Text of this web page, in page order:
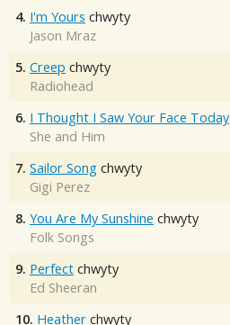
4. I'm Yours chwyty
Jason Mraz
5. Creep chwyty
Radiohead
6. I Thought I Saw Your Face Today
She and Him
7. Sailor Song chwyty
Gigi Perez
8. You Are My Sunshine chwyty
Folk Songs
9. Perfect chwyty
Ed Sheeran
10. Heather chwyty